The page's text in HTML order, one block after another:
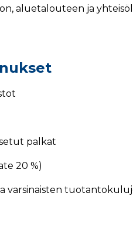
aluetalouteen ja
palkat
20 %)
varsinaisten